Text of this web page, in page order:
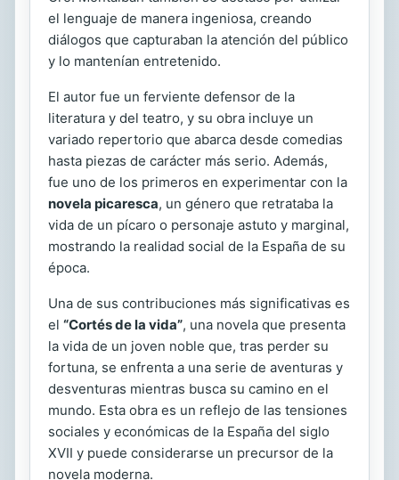
el lenguaje de manera ingeniosa, creando
diálogos que capturaban la atención del público
y lo mantenían entretenido.
El autor fue un ferviente defensor de la
literatura y del teatro, y su obra incluye un
variado repertorio que abarca desde comedias
hasta piezas de carácter más serio. Además,
fue uno de los primeros en experimentar con la
novela picaresca, un género que retrataba la
vida de un pícaro o personaje astuto y marginal,
mostrando la realidad social de la España de su
época.
Una de sus contribuciones más significativas es
el “Cortés de la vida”, una novela que presenta
la vida de un joven noble que, tras perder su
fortuna, se enfrenta a una serie de aventuras y
desventuras mientras busca su camino en el
mundo. Esta obra es un reflejo de las tensiones
sociales y económicas de la España del siglo
XVII y puede considerarse un precursor de la
novela moderna.